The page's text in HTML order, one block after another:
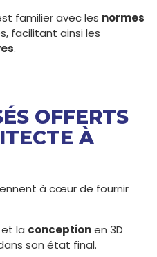
familier avec les normes
facilitant ainsi les
.
OFFERTS
À
à cœur de fournir
et la conceptionen 3D
son état final.